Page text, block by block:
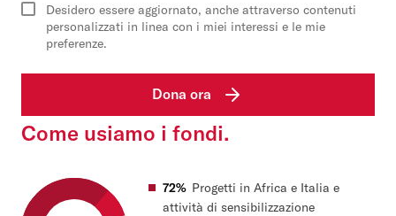
Desidero essere aggiornato, anche attraverso contenuti
personalizzati in linea con i miei interessi e le mie
preferenze.
Dona ora
Come usiamo i fondi.
72% Progetti in Africa e Italia e
attività di sensibilizzazione